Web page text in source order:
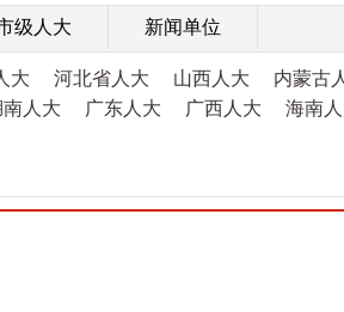
级人大 新闻单位
大 河北省人大 山西人大
内蒙古
人大 广东人大 广西人大 海南